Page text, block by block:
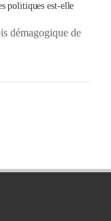
politiques est-elle
démagogique de